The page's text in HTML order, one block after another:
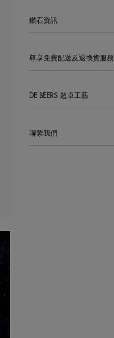
鑽石資訊
尊享免費配送及退換貨服務
DE BEERS 超卓工藝
聯繫我們